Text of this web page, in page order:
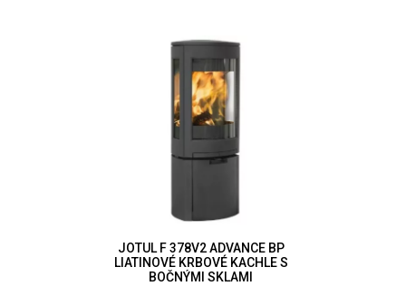
JOTUL F 378V2 ADVANCE BP
LIATINOVÉ KRBOVÉ KACHLE S
BOČNÝMI SKLAMI